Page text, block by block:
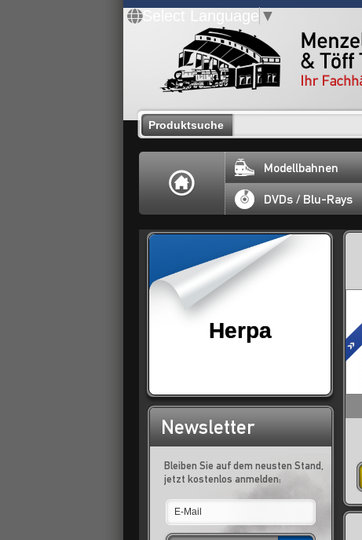
Select Language ▼
Produktsuche
Modellbahnen
DVDs / Blu-Rays
Herpa
Newsletter
Bleiben Sie auf dem neusten Stand,
jetzt kostenlos anmelden: